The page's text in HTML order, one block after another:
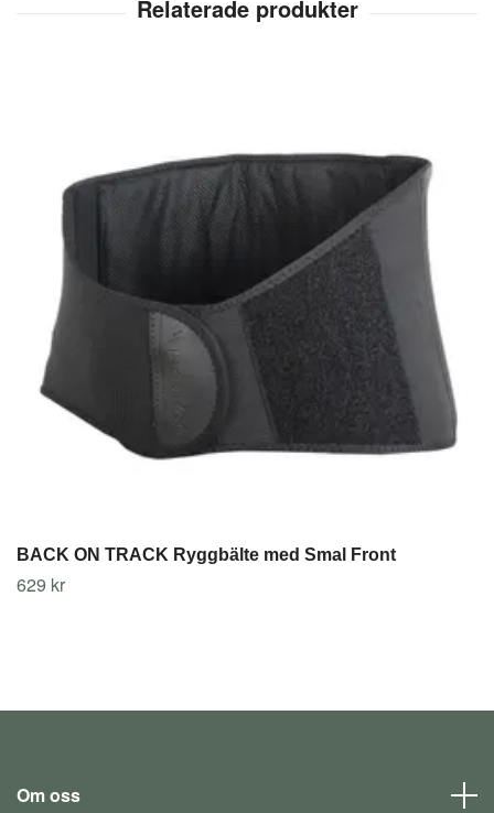
BACK ON TRACK Ryggbälte med Smal Front
629 kr
Om oss